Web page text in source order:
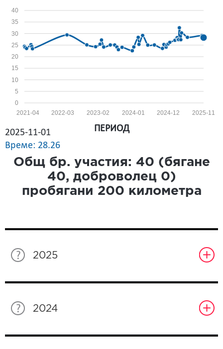
0
5
10
15
20
25
30
35
40
2025-11
2024-12
2024-01
2023-02
2022-03
2021-04
2025-11-01
Време: 28.26
ПЕРИОД
Общ бр. участия: 40 (бягане
40, доброволец 0)
пробягани 200 километра
2025
2024